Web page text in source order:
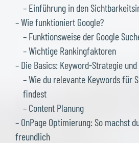
– Einführung in den
– Wie funktioniert Google?
– Funktionsweise der Google
– Wichtige Rankingfaktoren
– Die Basics: Keyword-Strategie
– Wie du relevante Keywords für
findest
– Content Planung
– OnPage Optimierung: So machst
freundlich